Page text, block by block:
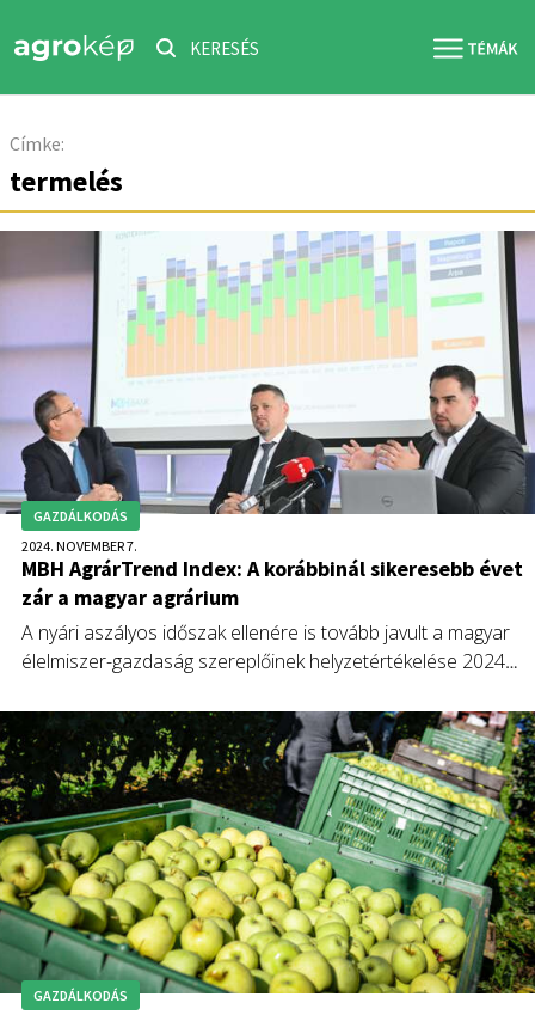
KERESÉS
Címke:
termelés
GAZDÁLKODÁS
2024. NOVEMBER 7.
MBH AgrárTrend Index: A korábbinál sikeresebb évet
zár a magyar agrárium
A nyári aszályos időszak ellenére is tovább javult a magyar
élelmiszer-gazdaság szereplőinek helyzetértékelése 2024
Indexből, az MBH Bank Agrár- és Élelmiszeripari
negyedévente közzétett elemzéséből.
GAZDÁLKODÁS